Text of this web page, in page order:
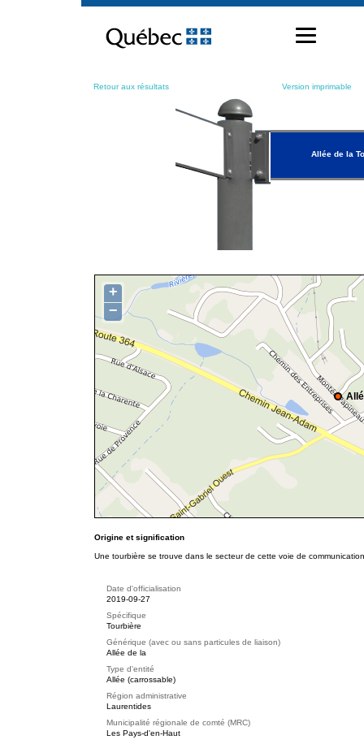
contenu
Retour aux résultats Version imprimable
Allée de la
+
−
Origine et signification
Une tourbière se trouve dans le secteur de cette voie de
Date d'officialisation
2019-09-27
Spécifique
Tourbière
Générique (avec ou sans particules de liaison)
Allée de la
Type d'entité
Allée (carrossable)
Région administrative
Laurentides
Municipalité régionale de comté (MRC)
Les Pays-d'en-Haut